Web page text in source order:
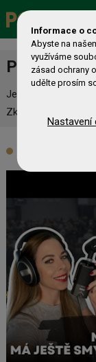
Je nám líto, ale
Zkontrolujte prosím
Informace o
Abyste na
využíváme
zásad ochrany
udělte prosím
Nastavení